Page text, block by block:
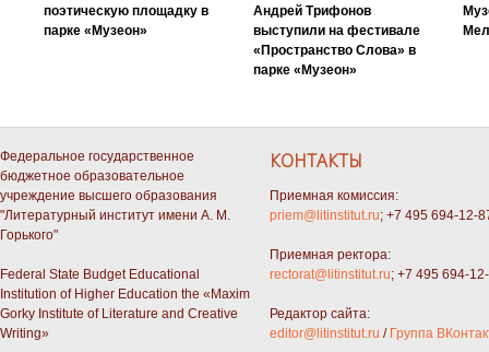
поэтическую площадку в
парке «Музеон»
Андрей Трифонов
выступили на фестивале
«Пространство Слова» в
парке «Музеон»
Федеральное государственное
бюджетное образовательное
учреждение высшего образования
"Литературный институт имени А. М.
Горького"
Federal State Budget Educational
Institution of Higher Education the «Maxim
Gorky Institute of Literature and Creative
Writing»
КОНТАКТЫ
Приемная комиссия:
priem@litinstitut.ru; +7 495 694-12-
Приемная ректора:
rectorat@litinstitut.ru; +7 495 694-
Редактор сайта:
editor@litinstitut.ru / Группа